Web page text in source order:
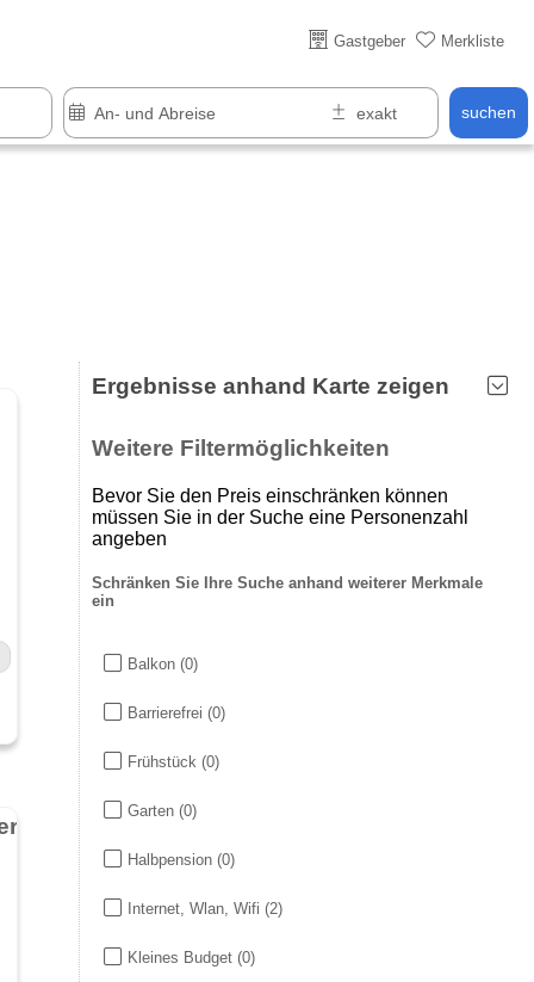
Gastgeber Merkliste
suchen
Über 25 Jahre online
Ergebnisse anhand Karte zeigen
Weitere Filtermöglichkeiten
Bevor Sie den Preis einschränken können
müssen Sie in der Suche eine Personenzahl
angeben
Schränken Sie Ihre Suche anhand weiterer Merkmale
ein
Balkon (0)
Barrierefrei (0)
Frühstück (0)
Garten (0)
Halbpension (0)
Internet, Wlan, Wifi (2)
Kleines Budget (0)